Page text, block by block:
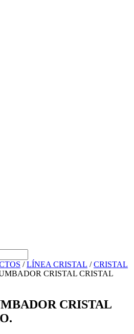
/LÍNEA CRISTAL /CRISTAL
CRISTAL CRISTAL
CRISTAL